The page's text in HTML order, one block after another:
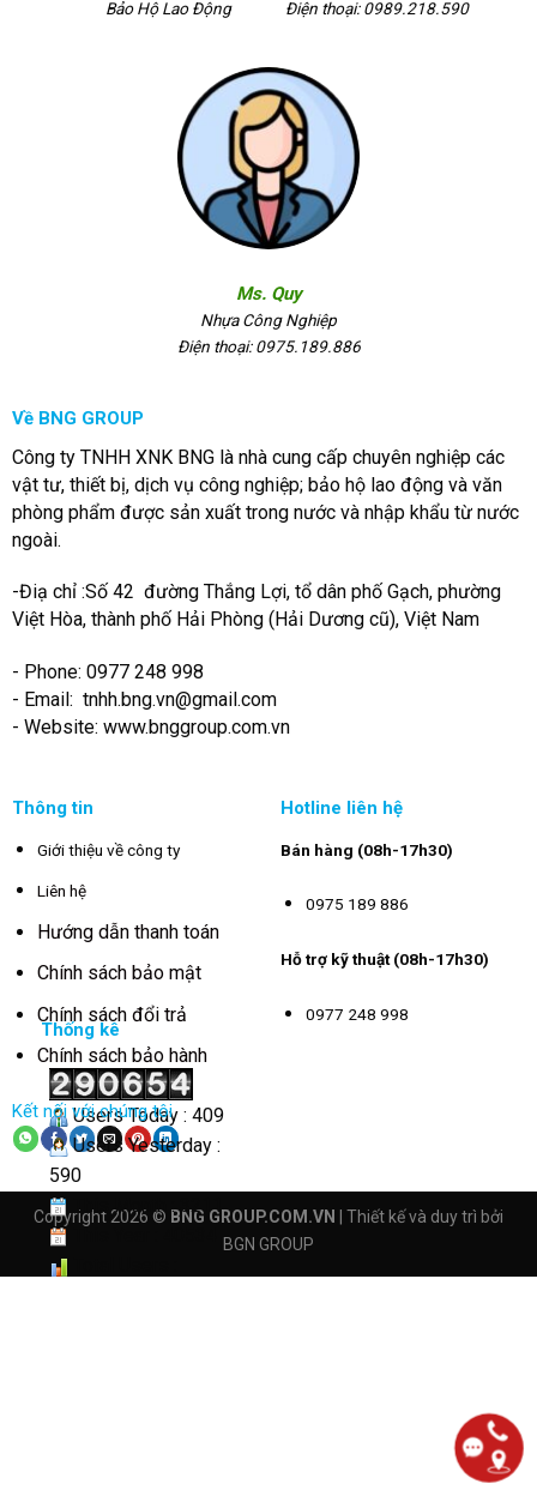
Bảo Hộ Lao Động Điện thoại: 0989.218.590
Ms. Quy
Nhựa Công Nghiệp
Điện thoại: 0975.189.886
Về BNG GROUP
Công ty TNHH XNK BNG là nhà cung cấp chuyên nghiệp các
vật tư, thiết bị, dịch vụ công nghiệp; bảo hộ lao động và văn
phòng phẩm được sản xuất trong nước và nhập khẩu từ nước
ngoài.
-Điạ chỉ :Số 42 đường Thắng Lợi, tổ dân phố Gạch, phường
Việt Hòa, thành phố Hải Phòng (Hải Dương cũ), Việt Nam
- Phone: 0977 248 998
- Email: tnhh.bng.vn@gmail.com
- Website: www.bnggroup.com.vn
Thông tin
Giới thiệu về công ty
Liên hệ
Hướng dẫn thanh toán
Chính sách bảo mật
Chính sách đổi trả
Chính sách bảo hành
Kết nối với chúng tôi
Hotline liên hệ
Bán hàng (08h-17h30)
0975 189 886
Hỗ trợ kỹ thuật (08h-17h30)
0977 248 998
Thống kê
Users Today : 409
Users Yesterday :
590
This Month : 3211
Copyright 2026 © BNG GROUP.COM.VN | Thiết kế và duy trì bởi
BGN GROUP